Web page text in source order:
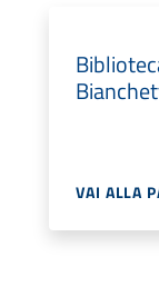
VAI ALLA